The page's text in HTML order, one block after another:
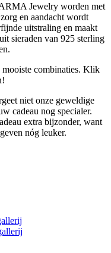
Jewelry worden met
en aandacht wordt
uitstraling en maakt
sieraden van 925 sterling
combinaties. Klik
niet onze geweldige
cadeau nog specialer.
extra bijzonder, want
nóg leuker.